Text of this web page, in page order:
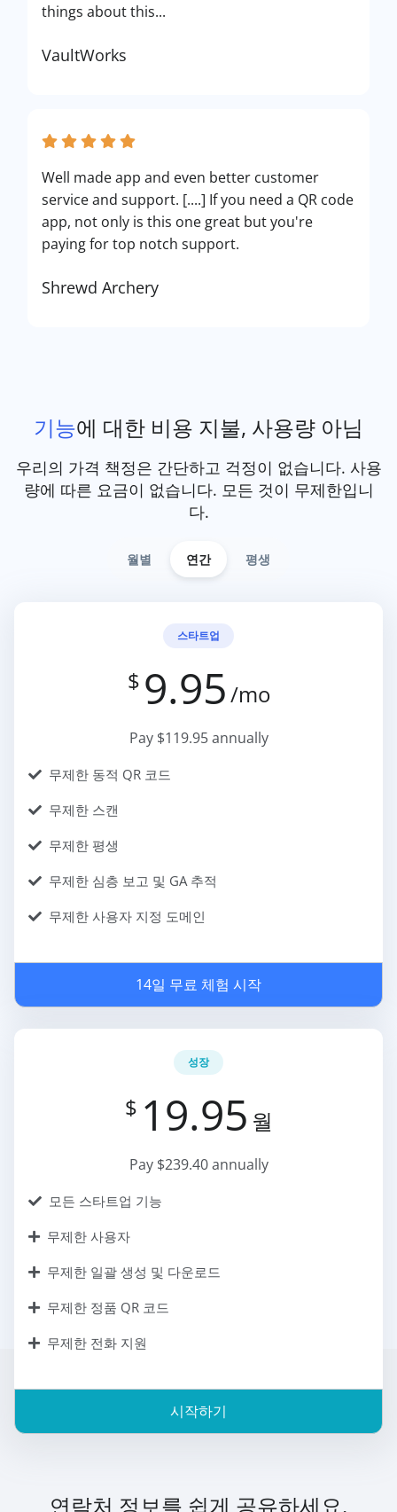
things about this...
VaultWorks
Well made app and even better customer
service and support. [....] If you need a QR code
app, not only is this one great but you're
paying for top notch support.
Shrewd Archery
기능에 대한 비용 지불, 사용량 아님
우리의 가격 책정은 간단하고 걱정이 없습니다. 사용
량에 따른 요금이 없습니다. 모든 것이 무제한입니
다.
월별 연간 평생
스타트업
$ 9.95/mo
Pay $119.95 annually
무제한 동적 QR 코드
무제한 스캔
무제한 평생
무제한 심층 보고 및 GA 추적
무제한 사용자 지정 도메인
14일 무료 체험 시작
성장
$ 19.95 월
Pay $239.40 annually
모든 스타트업 기능
무제한 사용자
무제한 일괄 생성 및 다운로드
무제한 정품 QR 코드
무제한 전화 지원
시작하기
연락처 정보를 쉽게 공유하세요.